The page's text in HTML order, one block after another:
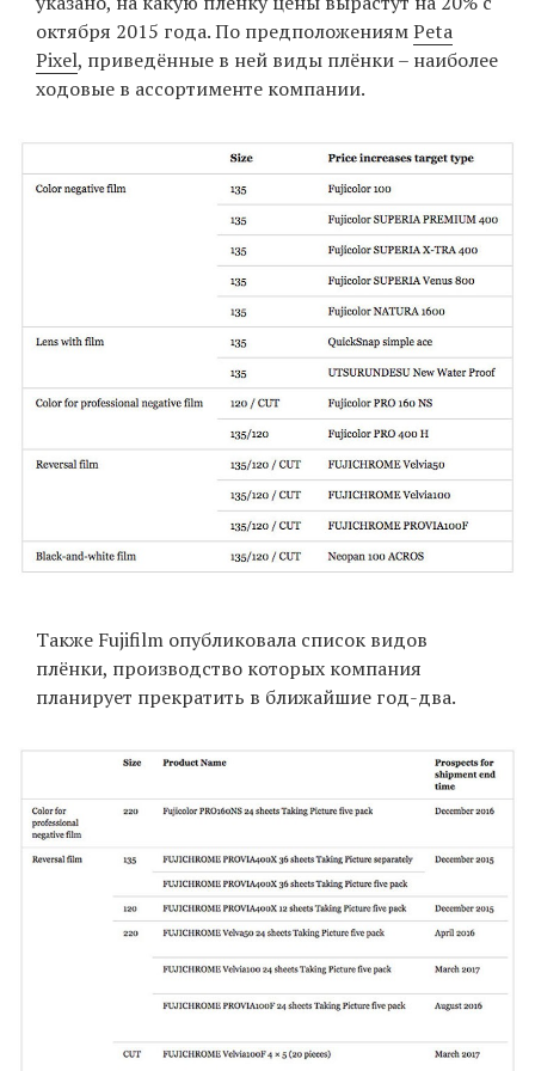
EN
UA
октября 2015 года. По предположениямPeta
Pixel, приведённые в ней виды плёнки – наиболее
ходовые в ассортименте компании.
Также Fujifilm опубликовала список видов
плёнки, производство которых компания
планирует прекратить в ближайшие год-два.